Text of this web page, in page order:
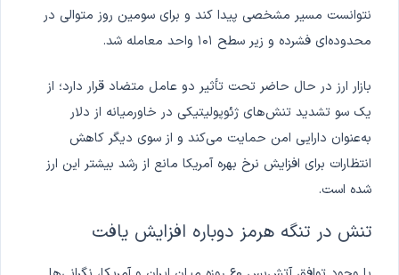
نتوانست مسیر مشخصی پیدا کند و برای سومین روز متوالی در
محدوده‌ای فشرده و زیر سطح ۱۰۱ واحد معامله شد.
بازار ارز در حال حاضر تحت تأثیر دو عامل متضاد قرار دارد؛ از
یک سو تشدید تنش‌های ژئوپولیتیکی در خاورمیانه از دلار
به‌عنوان دارایی امن حمایت می‌کند و از سوی دیگر کاهش
انتظارات برای افزایش نرخ بهره آمریکا مانع از رشد بیشتر این ارز
شده است.
تنش در تنگه هرمز دوباره افزایش یافت